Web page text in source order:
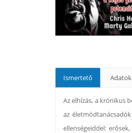
Ismertető Adatok
Az elhízás, a krónikus
az
ellenségeiddel: